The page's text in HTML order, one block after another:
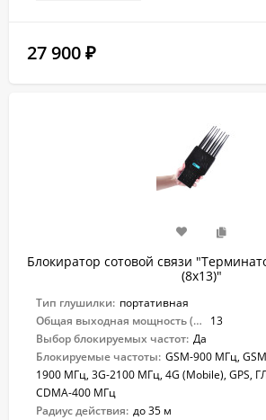
27 900 ₽
Блокиратор сотовой связи
(8х13)"
Тип глушилки: портативная
Общая выходная мощность (Вт):
13
Выбор блокируемых частот: Да
Блокируемые частоты: GSM-900 МГц,
1900 МГц, 3G-2100 МГц, 4G (Mobile), GPS,
CDMA-400 МГц
Радиус действия: до 35 м